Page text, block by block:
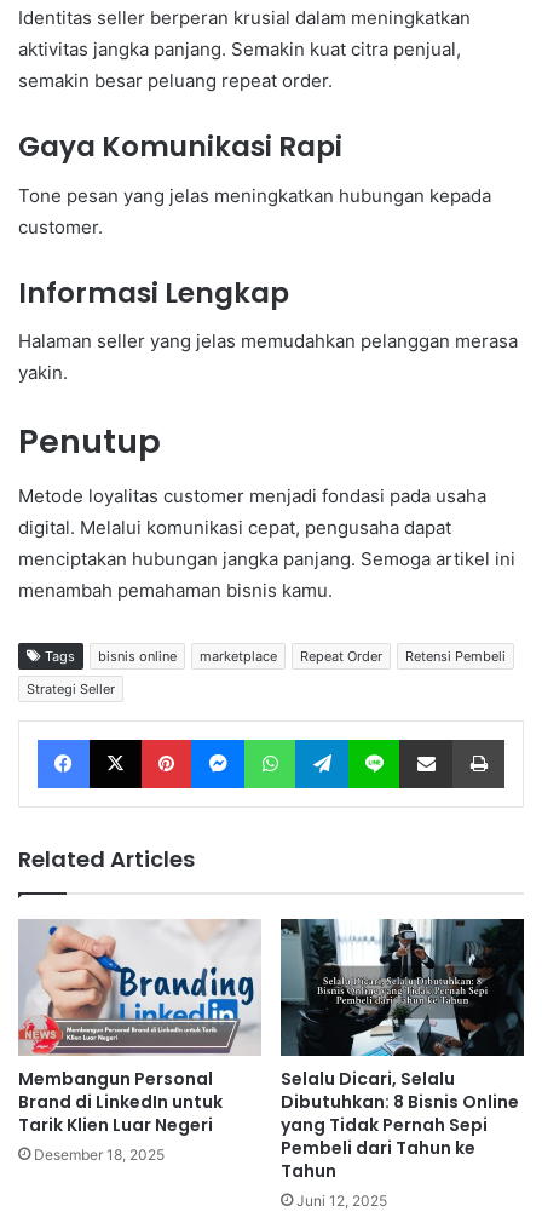
Identitas seller berperan krusial dalam meningkatkan
aktivitas jangka panjang. Semakin kuat citra penjual,
semakin besar peluang repeat order.
Gaya Komunikasi Rapi
Tone pesan yang jelas meningkatkan hubungan kepada
customer.
Informasi Lengkap
Halaman seller yang jelas memudahkan pelanggan merasa
yakin.
Penutup
Metode loyalitas customer menjadi fondasi pada usaha
digital. Melalui komunikasi cepat, pengusaha dapat
menciptakan hubungan jangka panjang. Semoga artikel ini
menambah pemahaman bisnis kamu.
Tags bisnis online marketplace Repeat Order
Retensi Pembeli
Strategi Seller
Facebook X Pinterest Messenger WhatsApp Telegram Line Share via Email
Related Articles
Membangun Personal
Brand di LinkedIn untuk
Tarik Klien Luar Negeri
Desember 18, 2025
Selalu Dicari, Selalu
Dibutuhkan: 8 Bisnis Online
yang Tidak Pernah Sepi
Pembeli dari Tahun ke
Tahun
Juni 12, 2025